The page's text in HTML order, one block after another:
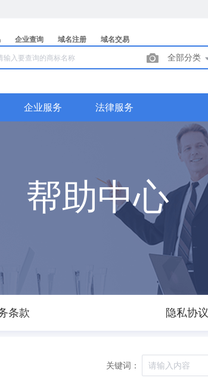
企业查询 域名注册 域名交易
全部分类
企业服务 法律服务
帮助中心
条款 隐私协议
关键词：